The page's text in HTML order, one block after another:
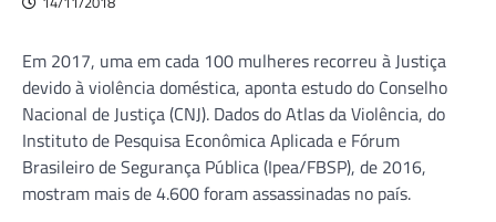
Em 2017, uma em cada 100 mulheres recorreu à Justiça
devido à violência doméstica, aponta estudo do Conselho
Nacional de Justiça (CNJ). Dados do Atlas da Violência, do
Instituto de Pesquisa Econômica Aplicada e Fórum
Brasileiro de Segurança Pública (Ipea/FBSP), de 2016,
mostram mais de 4.600 foram assassinadas no país.